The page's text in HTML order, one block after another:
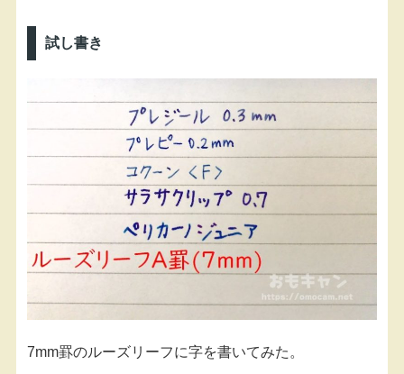
試し書き
7mm罫のルーズリーフに字を書いてみた。